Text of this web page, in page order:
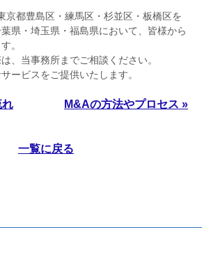
京都豊島区・練馬区・杉並区・板橋区を
県・埼玉県・福島県において、皆様から
。
、当事務所までご相談ください。
ービスをご提供いたします。
れ M&Aの方法やプロセス »
一覧に戻る